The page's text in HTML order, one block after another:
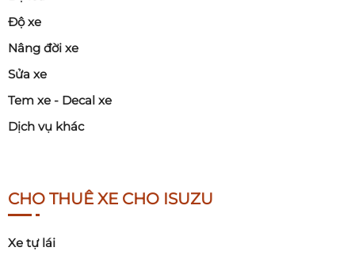
Độ xe
Nâng đời xe
Sửa xe
Tem xe - Decal xe
Dịch vụ khác
CHO THUÊ XE CHO ISUZU
Xe tự lái